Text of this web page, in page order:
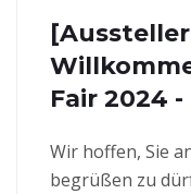
Fair 2024
Wir hoffen, Sie
begrüßen zu